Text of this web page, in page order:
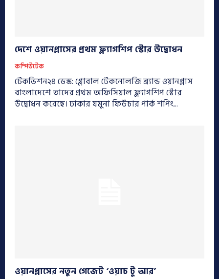
দেশে ওয়ানপ্লাসের প্রথম ফ্ল্যাগশিপ স্টোর উদ্বোধন
কম্পিউটেক
টেকভিশন২৪ ডেস্ক: গ্লোবাল টেকনোলজি ব্র্যান্ড ওয়ানপ্লাস
বাংলাদেশে তাদের প্রথম অফিসিয়াল ফ্ল্যাগশিপ স্টোর
উদ্বোধন করেছে। ঢাকার যমুনা ফিউচার পার্ক শপিং...
ওয়ানপ্লাসের নতুন গেজেট ‘ওয়াচ টু আর’